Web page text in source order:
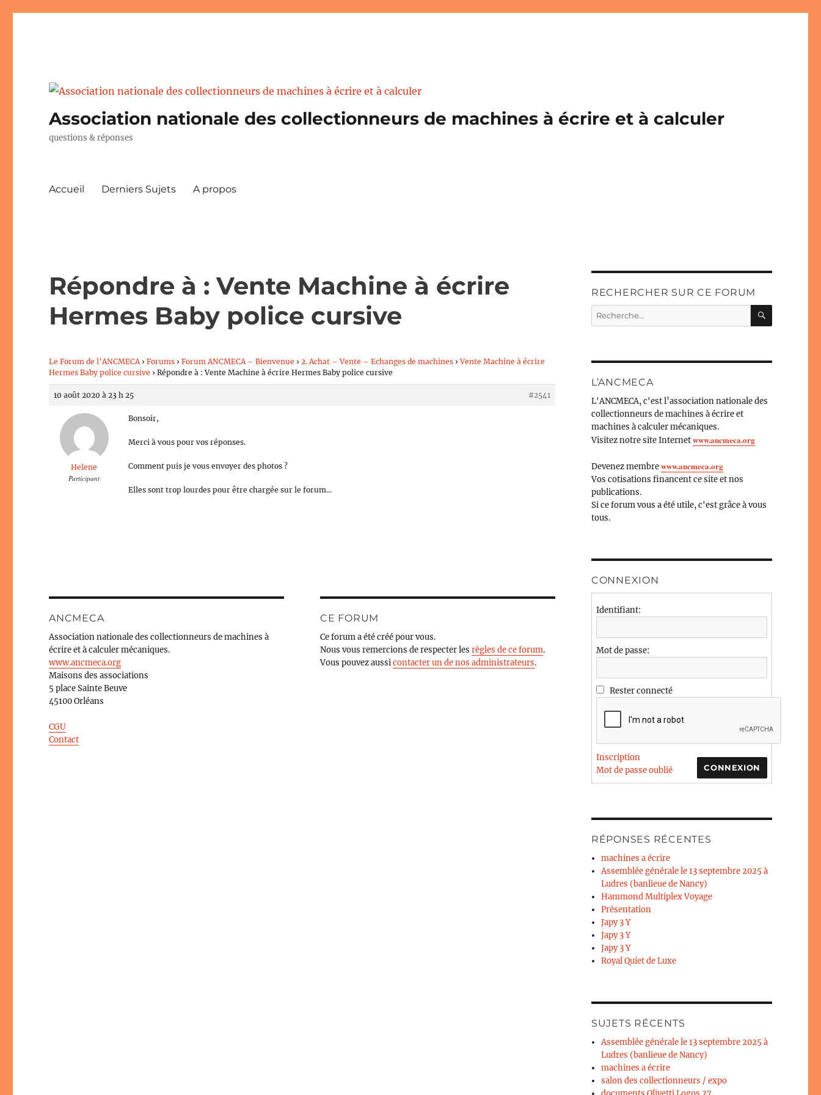
Association nationale des collectionneurs de machines à écrire et à calculer
questions & réponses
Accueil Derniers Sujets A propos
Répondre à : Vente Machine à écrire
Hermes Baby police cursive
Le Forum de l’ANCMECA › Forums › Forum ANCMECA – Bienvenue › 2. Achat – Vente – Echanges de machines › Vente Machine à écrire
Hermes Baby police cursive › Répondre à : Vente Machine à écrire Hermes Baby police cursive
10 août 2020 à 23 h 25 #2541
Helene
Participant
Bonsoir,
Merci à vous pour vos réponses.
Comment puis je vous envoyer des photos ?
Elles sont trop lourdes pour être chargée sur le forum…
ANCMECA
Association nationale des collectionneurs de machines à
écrire et à calculer mécaniques.
www.ancmeca.org
Maisons des associations
5 place Sainte Beuve
45100 Orléans
CGU
Contact
CE FORUM
Ce forum a été créé pour vous.
Nous vous remercions de respecter lesrègles de ce forum.
Vous pouvez aussicontacter un de nos administrateurs.
RECHERCHER SUR CE FORUM
Recherche
pour :
L’ANCMECA
L'ANCMECA, c'est l’association nationale des
collectionneurs de machines à écrire et
machines à calculer mécaniques.
Visitez notre site Internetwww.ancmeca.org
Devenez membrewww.ancmeca.org
Vos cotisations financent ce site et nos
publications.
Si ce forum vous a été utile, c'est grâce à vous
tous.
CONNEXION
Identifiant:
Mot de passe:
Rester connecté
CONNEXION
Inscription
Mot de passe oublié
RÉPONSES RÉCENTES
machines a écrire
Assemblée générale le 13 septembre 2025 à
Ludres (banlieue de Nancy)
Hammond Multiplex Voyage
Présentation
Japy 3 Y
Japy 3 Y
Japy 3 Y
Royal Quiet de Luxe
SUJETS RÉCENTS
Assemblée générale le 13 septembre 2025 à
Ludres (banlieue de Nancy)
machines a écrire
salon des collectionneurs / expo